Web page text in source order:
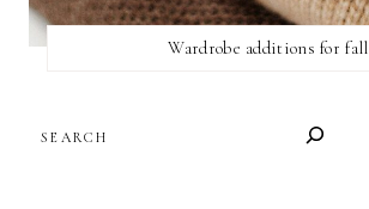
Wardrobe additions for fall